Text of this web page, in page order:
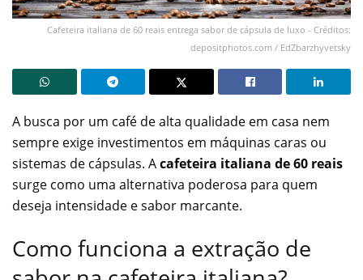
Cafeteira italiana de 60 reais entrega sabor de cápsula de luxo - Créditos:
depositphotos.com / EdZbarzhyvetsky
A busca por um café de alta qualidade em casa nem
sempre exige investimentos em máquinas caras ou
sistemas de cápsulas. Acafeteira italiana de 60 reais
surge como uma alternativa poderosa para quem
deseja intensidade e sabor marcante.
Como funciona a extração de